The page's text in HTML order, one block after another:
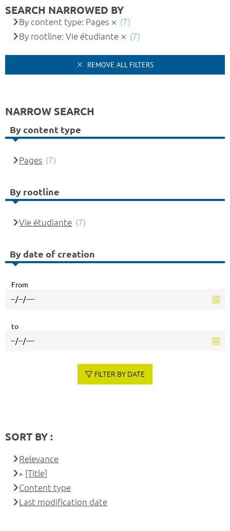
SEARCH NARROWED BY
By content type: Pages
(7)
By rootline: Vie étudiante
(7)
REMOVE ALL FILTERS
NARROW SEARCH
By content type
Pages (7)
By rootline
Vie étudiante (7)
By date of creation
From
to
FILTER BY DATE
SORT BY :
Relevance
[Title]
Content type
Last modification date